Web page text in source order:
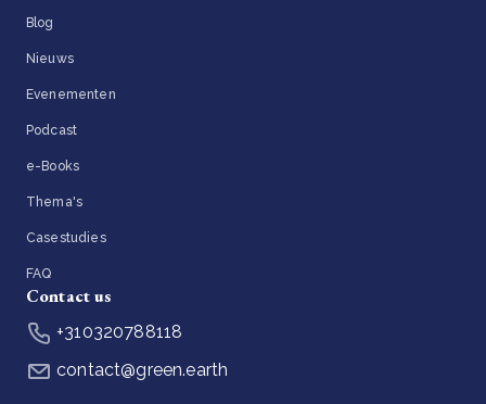
Blog
Nieuws
Evenementen
Podcast
e-Books
Thema's
Casestudies
FAQ
Contact us
+310320788118
contact@green.earth